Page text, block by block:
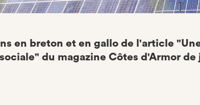
en breton et en gallo de l'article
du magazine Côtes d'Armor de